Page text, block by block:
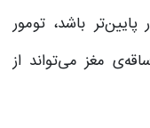
باشد، تومور
مغز می‌تواند از